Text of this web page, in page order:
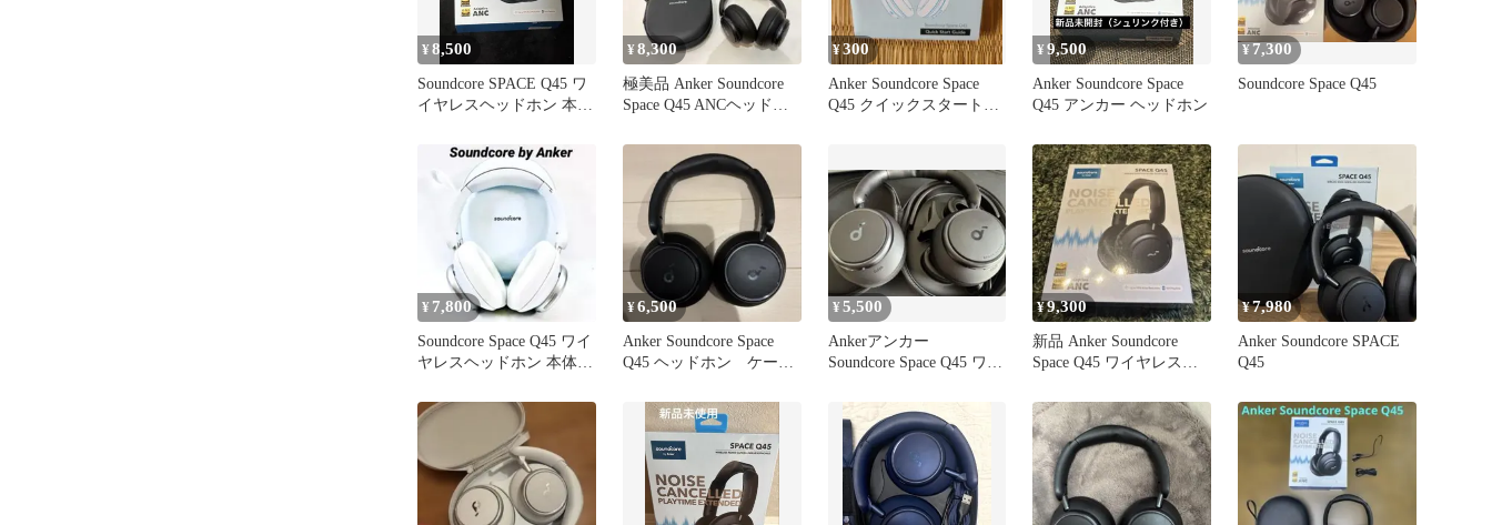
¥8,500
Soundcore SPACE Q45 ワ
イヤレスヘッドホン 本体
¥8,300
極美品 Anker Soundcore
Space Q45 ANCヘッドホ
¥300
Anker Soundcore Space
Q45 クイックスタートガ
¥9,500
Anker Soundcore Space
Q45 アンカー ヘッドホン
¥ 7,300
Soundcore Space Q45
¥ 7,800
Soundcore Space Q45 ワイ
ヤレスヘッドホン 本体
¥6,500
Anker Soundcore Space
Q45 ヘッドホン ケース
¥5,500
Ankerアンカー
Soundcore Space Q45 ワイ
¥9,300
新品 Anker Soundcore
Space Q45 ワイヤレスヘ
¥7,980
Anker Soundcore SPACE
Q45